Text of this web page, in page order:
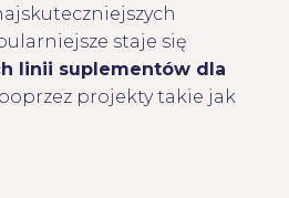
staje się
linii suplementów dla
projekty takie jak